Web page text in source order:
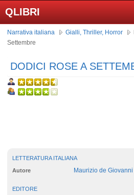
QLIBRI
Narrativa italiana Gialli, Thriller, Horror
Settembre
DODICI ROSE A
LETTERATURA ITALIANA
Autore Maurizio de Giovanni
EDITORE